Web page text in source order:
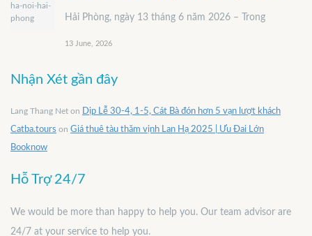
Hải Phòng, ngày 13 tháng 6 năm 2026 – Trong
13 June, 2026
Nhận Xét gần đây
Lang Thang Net on Dịp Lễ 30-4, 1-5, Cát Bà đón hơn 5 vạn lượt khách
Catba.tours on Giá thuê tàu thăm vịnh Lan Hạ 2025 | Ưu Đai Lớn
Booknow
Hỗ Trợ 24/7
We would be more than happy to help you. Our team advisor are
24/7 at your service to help you.